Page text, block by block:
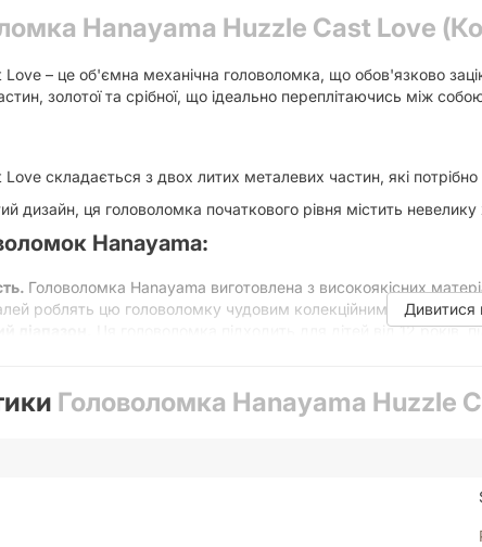
Hanayama Huzzle Cast Love
– це об'ємна механічна головоломка, що обов'язково
золотої та срібної, що ідеально переплітаючись між
складається з двох литих металевих частин, які потрібно
дизайн, ця головоломка початкового рівня містить
Hanayama:
Головоломка Hanayama виготовлена з високоякісних
роблять цю головоломку чудовим колекційним предметом.
Ця головоломка підходить для дітей від 12 років,
Hanayama Huzzle Cast Love здається простою і
стан. Чи зможете ви впоратися з цим завданням?
Love – це вишукана металева головоломка у формі серця, яка
Дивитися
Головоломка Hanayama Huzzle